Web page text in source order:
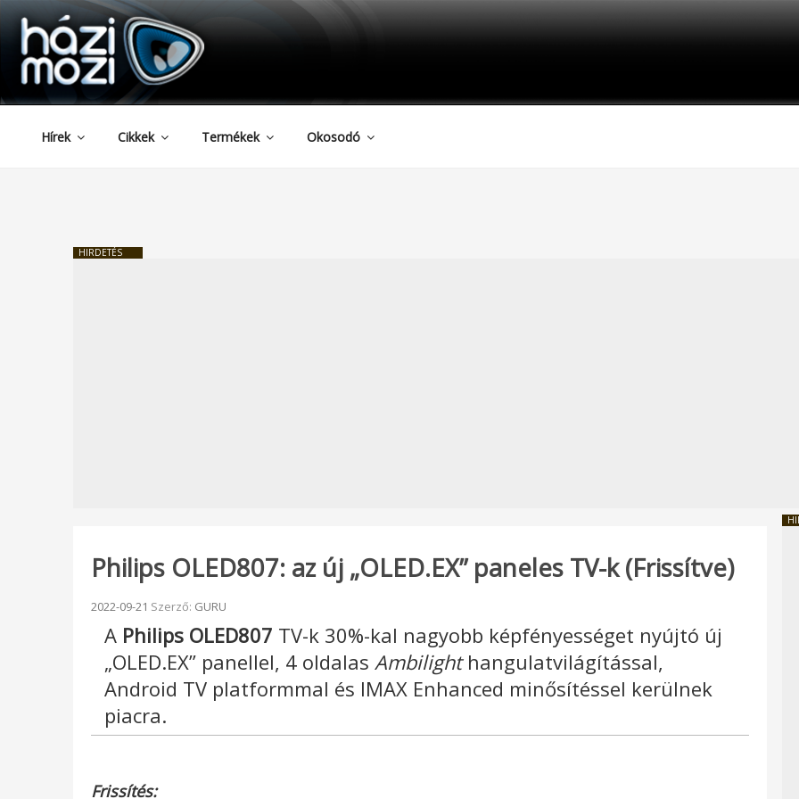
Tartalomhoz
HAZIMOZI
Hírek Cikkek Termékek Okosodó
HIRDETÉS
Philips OLED807: az új „OLED.EX” paneles TV-k (Frissítve)
Beküldve:
2022-09-21 Szerző: GURU
A Philips OLED807 TV-k 30%-kal nagyobb képfényességet nyújtó új
„OLED.EX” panellel, 4 oldalas Ambilighthangulatvilágítással,
Android TV platformmal és IMAX Enhanced minősítéssel kerülnek
piacra.
Frissítés: